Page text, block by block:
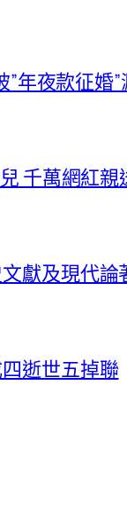
年夜款征婚”
千萬網紅親
獻及現代論
逝世五掉聯